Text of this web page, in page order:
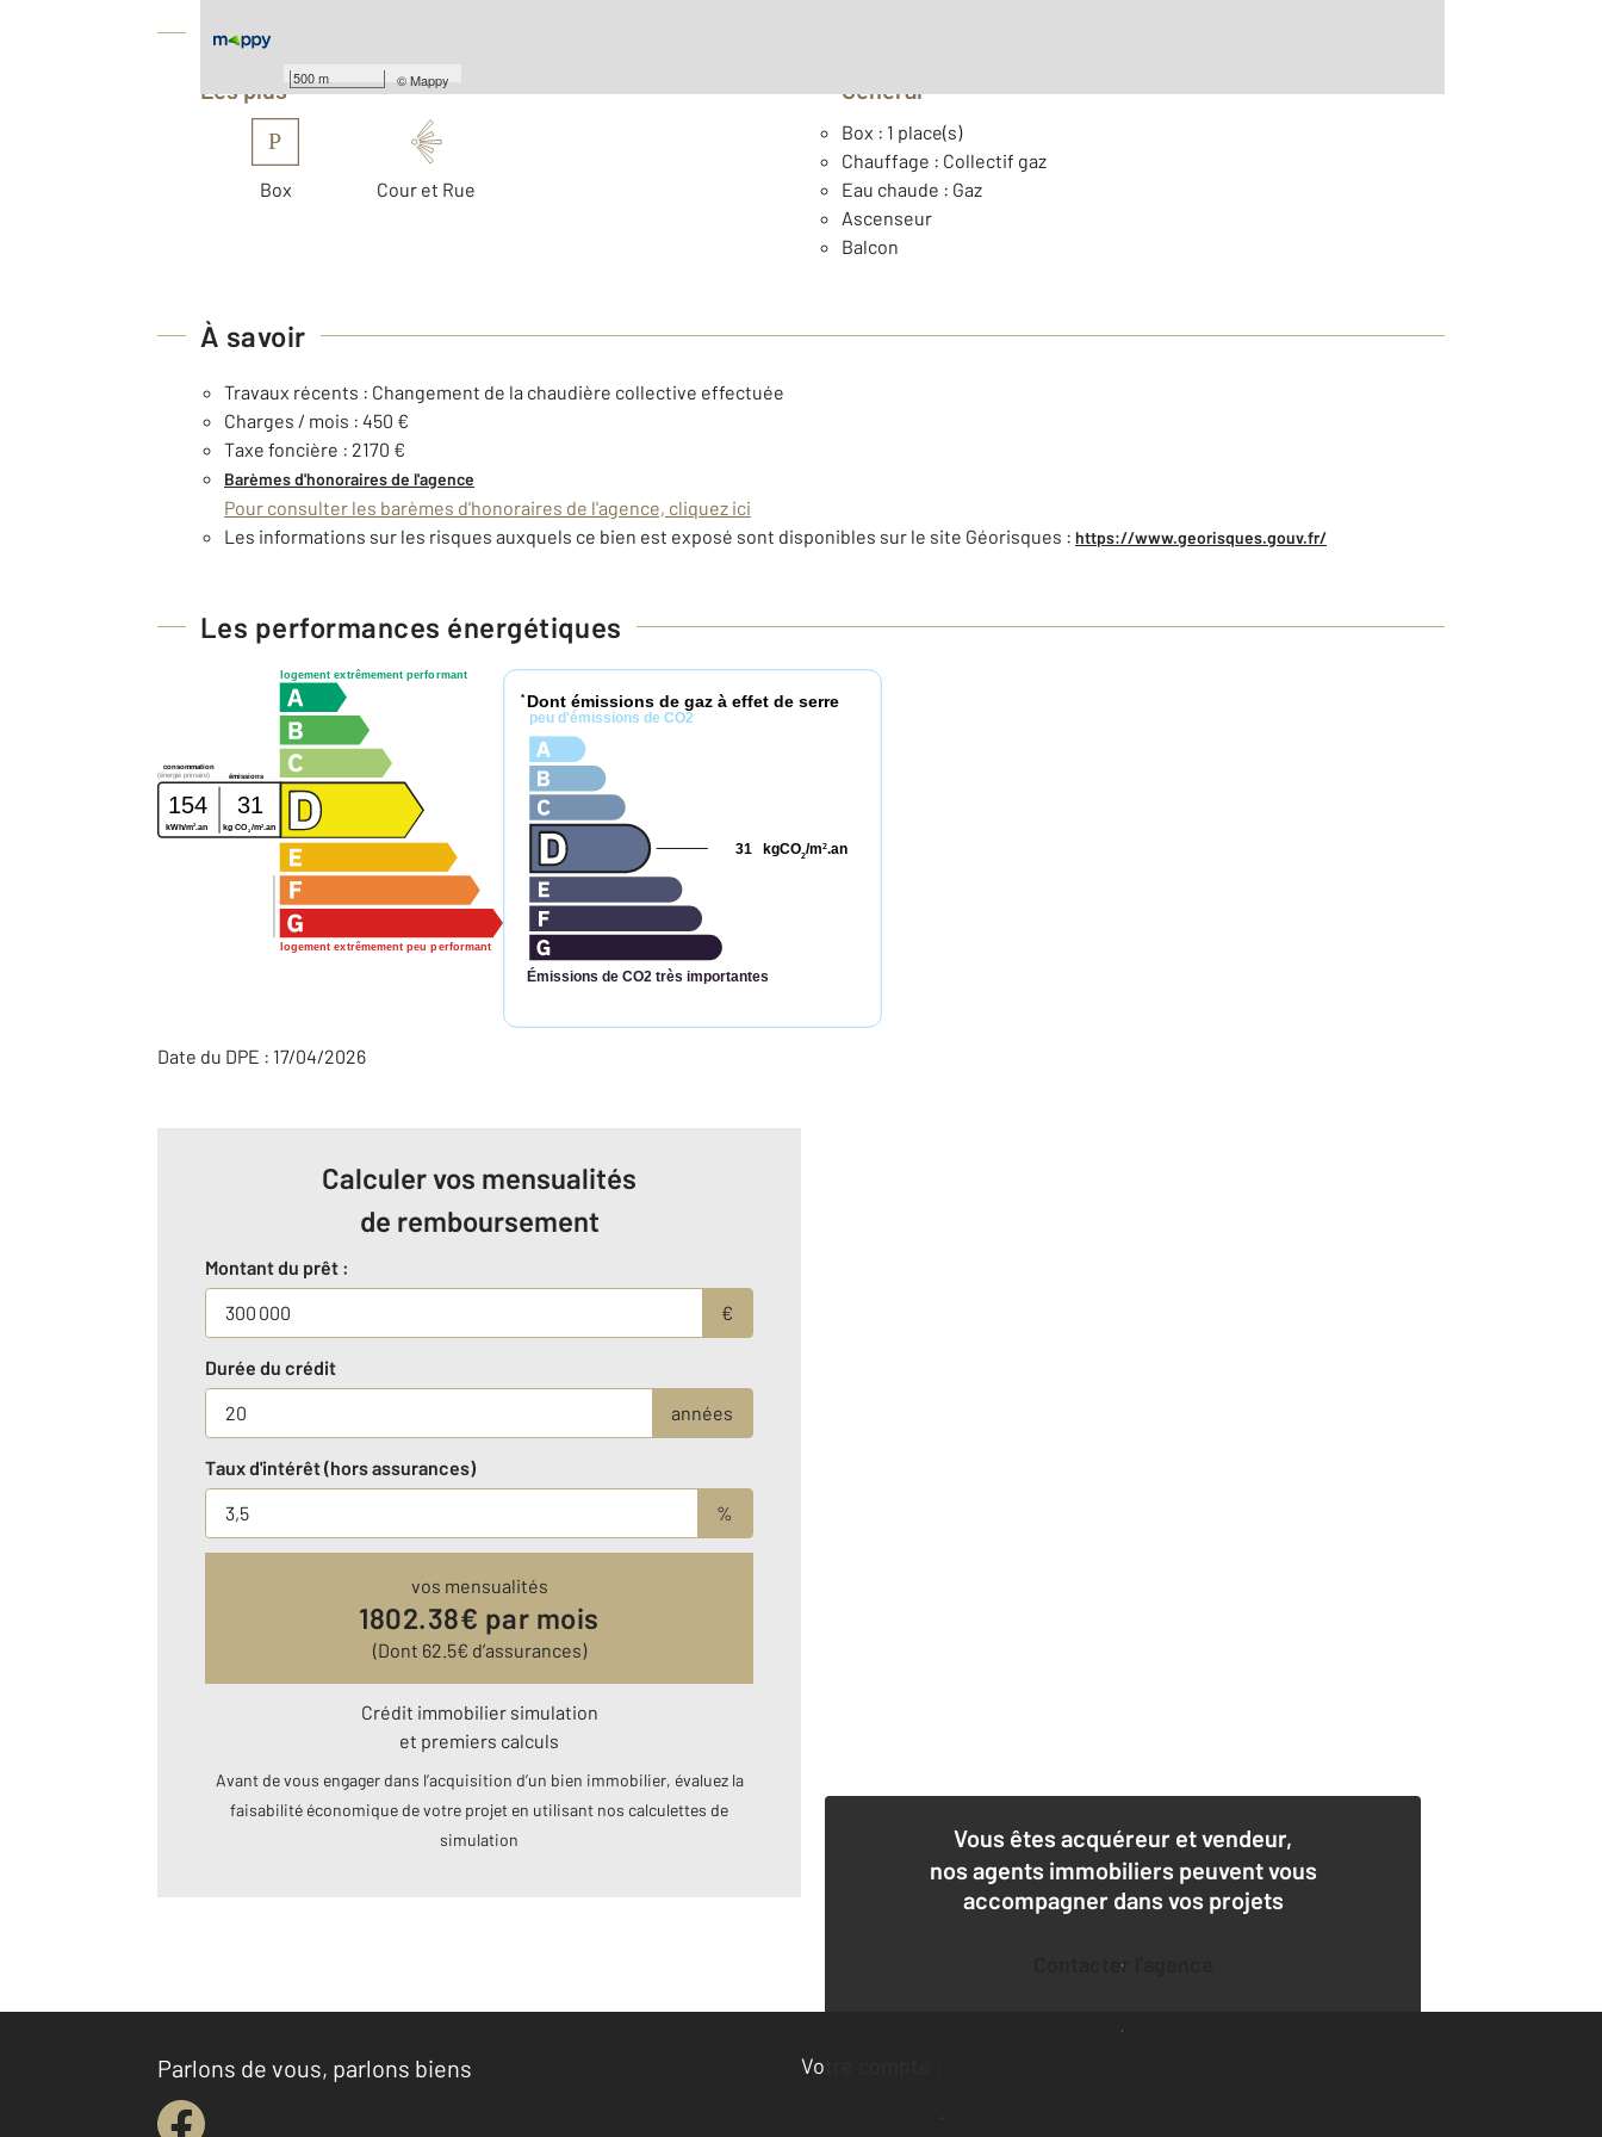
500 m ©Mappy
Équipements
Les plus
P
Box Cour et Rue
Général
Box : 1 place(s)
Chauffage : Collectif gaz
Eau chaude : Gaz
Ascenseur
Balcon
À savoir
Travaux récents : Changement de la chaudière collective effectuée
Charges / mois : 450 €
Taxe foncière : 2170 €
Barèmes d'honoraires de l'agence
Pour consulter les barèmes d'honoraires de l'agence, cliquez ici
Les informations sur les risques auxquels ce bien est exposé sont disponibles sur le site Géorisques : https://www.georisques.gouv.fr/
Les performances énergétiques
logement extrêmement performant
logement extrêmement peu performant
consommation
émissions
(énergie primaire)
154 31
kWh/m2 .an kg CO2 /m2 .an
* Dont émissions de gaz à effet de serre
peu d'émissions de CO2
Émissions de CO2 très importantes
kgCO2/m2.an
31
Date du DPE : 17/04/2026
Calculer vos mensualités
de remboursement
Montant du prêt :
€
Durée du crédit
années
Taux d'intérêt (hors assurances)
%
vos mensualités
1802.38€ par mois
(Dont 62.5€ d’assurances)
Crédit immobilier simulation
et premiers calculs
Avant de vous engager dans l’acquisition d’un bien immobilier, évaluez la
faisabilité économique de votre projet en utilisant nos calculettes de
simulation
Vous êtes acquéreur et vendeur,
nos agents immobiliers peuvent vous
accompagner dans vos projets
Contacter l'agence
Demander une estimation
Parlons de vous, parlons biens
Votre compte :
Accéder à mon compte